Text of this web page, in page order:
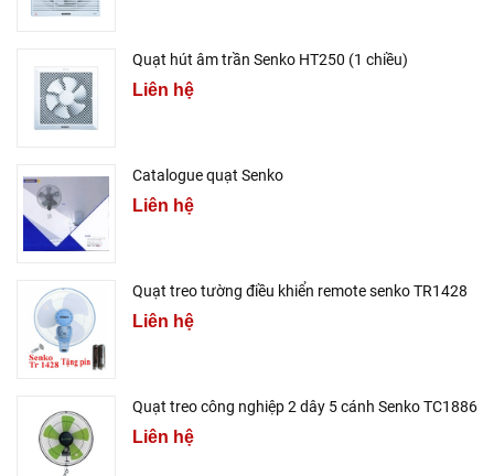
Quạt hút âm trần Senko HT250 (1 chiều)
Liên hệ
Catalogue quạt Senko
Liên hệ
Quạt treo tường điều khiển remote senko TR1428
Liên hệ
Quạt treo công nghiệp 2 dây 5 cánh Senko TC1886
Liên hệ